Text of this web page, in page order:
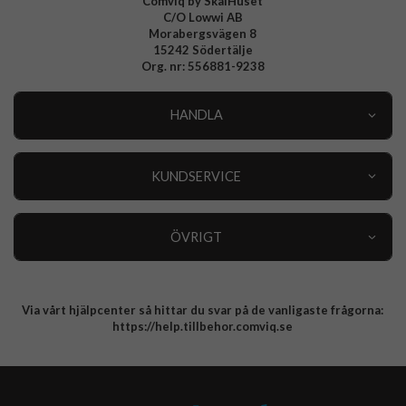
C/O Lowwi AB
Morabergsvägen 8
15242 Södertälje
Org. nr: 556881-9238
HANDLA
KUNDSERVICE
ÖVRIGT
Integritetspolicy
Via vårt hjälpcenter så hittar du svar på de vanligaste frågorna:
https://help.tillbehor.comviq.se